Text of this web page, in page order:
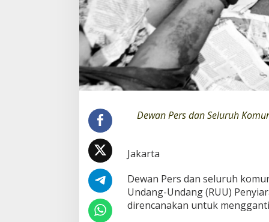
i
a
s
P
e
r
s
l
P
e
n
Dewan Pers dan Seluruh
Jakarta
Dewan Pers dan seluruh
Undang-Undang (RUU)
direncanakan untuk